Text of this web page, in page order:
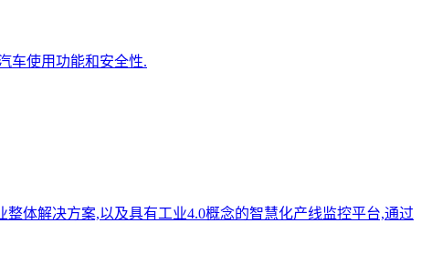
车使用功能和安全性.
体解决方案,以及具有工业4.0概念的智慧化产线监控平台,通过